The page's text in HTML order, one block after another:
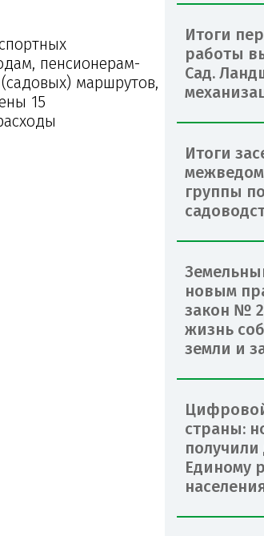
пенсионерам-
маршрутов,
15
Итоги
работы
Сад.
Итоги
группы
новым
закон №
жизнь
земли и
страны:
получили
Единому